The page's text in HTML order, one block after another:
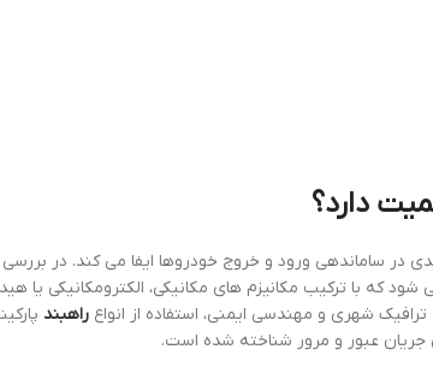
دارد؟
در ساماندهی ورود و خروج خودروها ایفا می کند. در
که با ترکیب مکانیزم های مکانیکی، الکترومکانیکی یا
شهری و مهندسی ایمنی، استفاده از انواع راهبند
جریان عبور و مرور شناخته شده است.